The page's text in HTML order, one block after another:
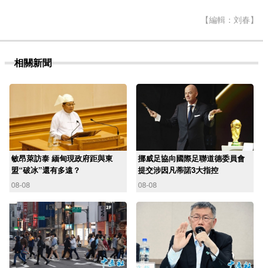
【編輯：刘春】
相關新聞
敏昂萊訪泰 緬甸現政府距與東
盟“破冰”還有多遠？
08-08
挪威足協向國際足聯道德委員會
提交涉因凡蒂諾3大指控
08-08